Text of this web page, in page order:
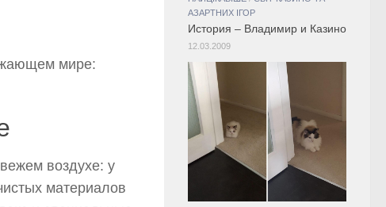
мире:
воздухе: у
материалов
АЗАРТНИХ ІГОР
История – Владимир и Казино
12.03.2009